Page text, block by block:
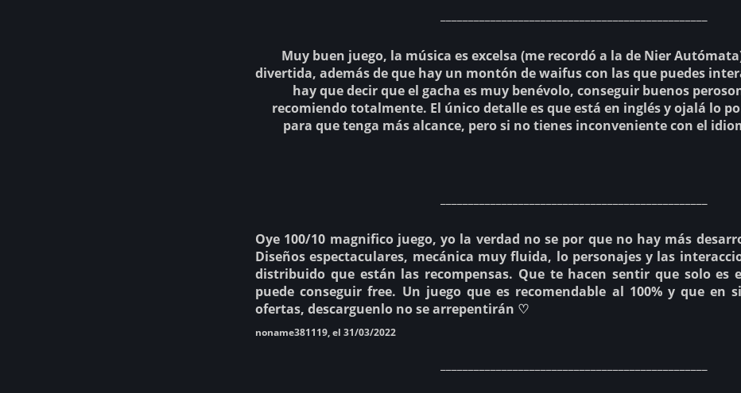
Muy buen juego, la música es excelsa (me recordó a la de Nier
divertida, además de que hay un montón de waifus con las que puedes
hay que decir que el gacha es muy benévolo, conseguir buenos
recomiendo totalmente. El único detalle es que está en inglés y ojalá lo
para que tenga más alcance, pero si no tienes inconveniente con el
Oye 100/10 magnifico juego, yo la verdad no se por que no hay más
Diseños espectaculares, mecánica muy fluida, lo personajes y las
distribuido que están las recompensas. Que te hacen sentir que solo es
puede conseguir free. Un juego que es recomendable al 100% y que en
ofertas, descarguenlo no se arrepentirán ♡
noname381119, el 31/03/2022